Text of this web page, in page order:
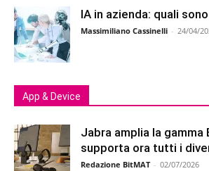
IA in azienda: quali
Massimiliano Cassinelli - 24/04/
App & Device
Jabra amplia la gamma
supporta ora tutti i
Redazione BitMAT - 02/07/2026